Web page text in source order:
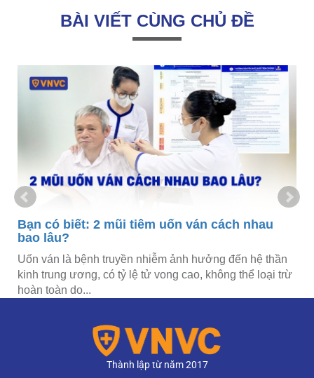
BÀI VIẾT CÙNG CHỦ ĐỀ
Bạn có biết: 2 mũi tiêm uốn ván cách nhau
bao lâu?
Uốn ván là bệnh truyền nhiễm ảnh hưởng đến hệ thần
kinh trung ương, có tỷ lệ tử vong cao, không thể loại trừ
hoàn toàn do...
Thành lập từ năm 2017